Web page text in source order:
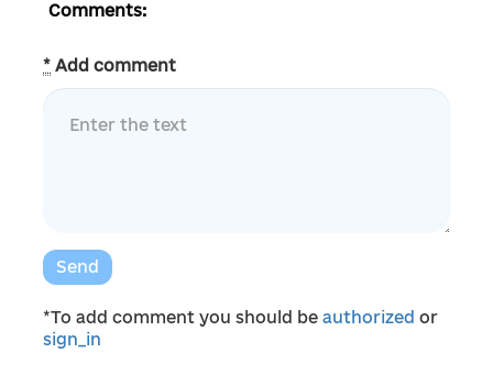
Comments:
* Add comment
Send
*To add comment you should be authorized or
sign_in